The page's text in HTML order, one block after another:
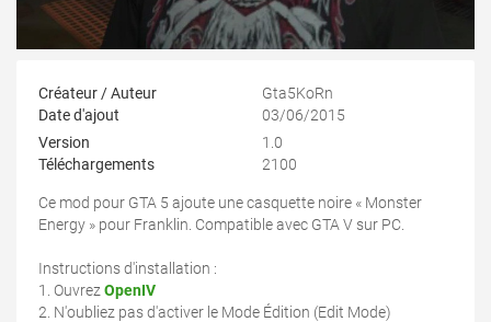
Créateur / Auteur
Gta5KoRn
Date d'ajout
03/06/2015
Version
1.0
Téléchargements
2100
Ce mod pour GTA 5 ajoute une casquette noire « Monster
Energy » pour Franklin. Compatible avec GTA V sur PC.
Instructions d'installation :
1. Ouvrez OpenIV
2. N'oubliez pas d'activer le Mode Édition (Edit Mode)